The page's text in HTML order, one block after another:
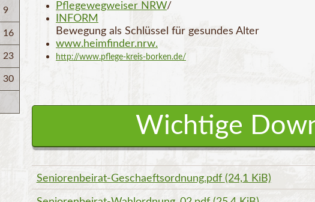
Pflegewegweiser NRW/
INFORM
Bewegung als Schlüssel für gesundes Alter
www.heimfinder.nrw.
http://www.pflege-kreis-borken.de/
Wichtige
Seniorenbeirat-Geschaeftsordnung.pdf (24,1 KiB)
9
16
23
30